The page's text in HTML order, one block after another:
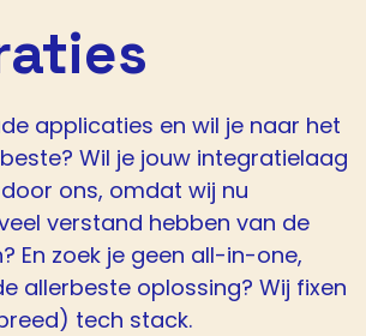
applicaties en wil je naar het
Wil je jouw integratielaag
ons, omdat wij nu
verstand hebben van de
En zoek je geen all-in-one,
allerbeste oplossing? Wij fixen
tech stack.